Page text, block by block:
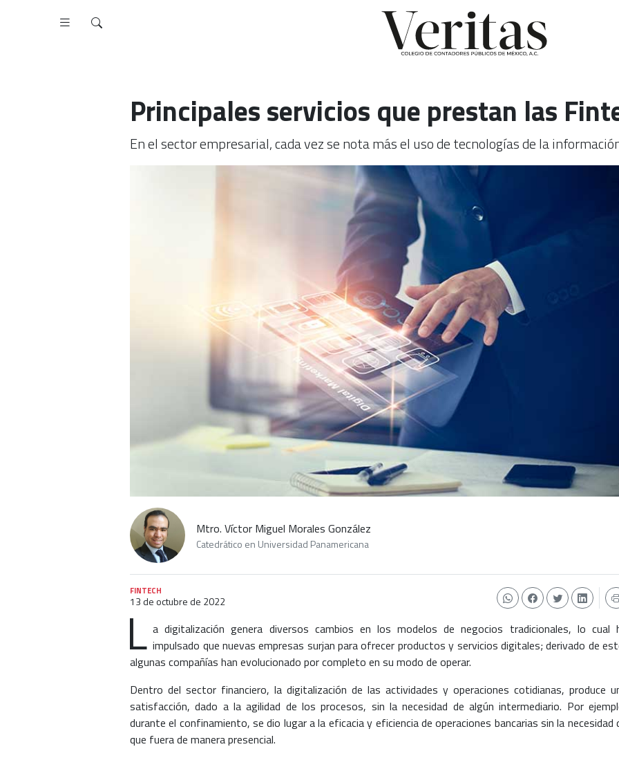
Principales servicios que prestan las
En el sector empresarial, cada vez se nota más el uso de tecnologías de la
Mtro. Víctor Miguel Morales González
Catedrático en Universidad Panamericana
FINTECH
13 de octubre de 2022
L a digitalización genera diversos cambios en los modelos de negocios tradicionales, lo cual
impulsado que nuevas empresas surjan para ofrecer productos y servicios digitales; derivado de
algunas compañías han evolucionado por completo en su modo de operar.
Dentro del sector financiero, la digitalización de las actividades y operaciones cotidianas, produce
satisfacción, dado a la agilidad de los procesos, sin la necesidad de algún intermediario. Por
durante el confinamiento, se dio lugar a la eficacia y eficiencia de operaciones bancarias sin la necesidad
que fuera de manera presencial.